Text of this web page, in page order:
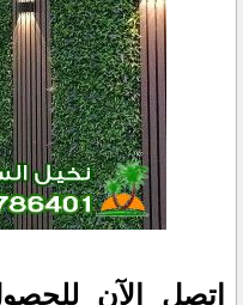
اتصل الآن